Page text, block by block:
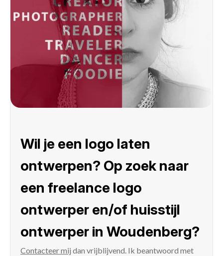
Wil je een logo laten
ontwerpen? Op zoek naar
een freelance logo
ontwerper en/of huisstijl
ontwerper in Woudenberg?
Contacteer mij dan vrijblijvend. Ik beantwoord met